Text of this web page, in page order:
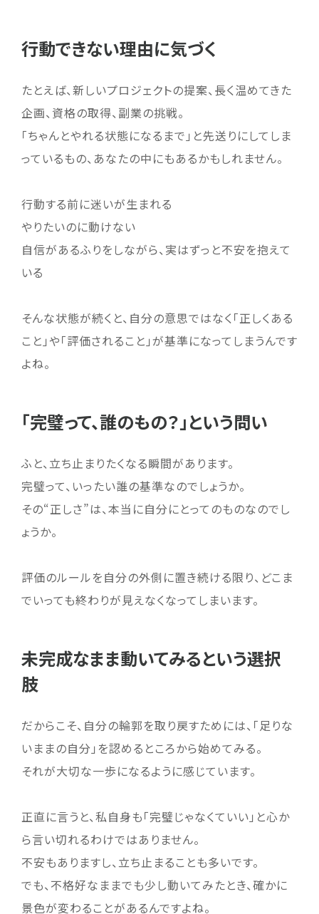
行動できない理由に気づく
たとえば、新しいプロジェクトの提案、長く温めてきた
企画、資格の取得、副業の挑戦。
「ちゃんとやれる状態になるまで」と先送りにしてしま
っているもの、あなたの中にもあるかもしれません。
行動する前に迷いが生まれる
やりたいのに動けない
自信があるふりをしながら、実はずっと不安を抱えて
いる
そんな状態が続くと、自分の意思ではなく「正しくある
こと」や「評価されること」が基準になってしまうんです
よね。
「完璧って、誰のもの？」という問い
ふと、立ち止まりたくなる瞬間があります。
完璧って、いったい誰の基準なのでしょうか。
その“正しさ”は、本当に自分にとってのものなのでし
ょうか。
評価のルールを自分の外側に置き続ける限り、どこま
でいっても終わりが見えなくなってしまいます。
未完成なまま動いてみるという選択
肢
だからこそ、自分の輪郭を取り戻すためには、「足りな
いままの自分」を認めるところから始めてみる。
それが大切な一歩になるように感じています。
正直に言うと、私自身も「完璧じゃなくていい」と心か
ら言い切れるわけではありません。
不安もありますし、立ち止まることも多いです。
でも、不格好なままでも少し動いてみたとき、確かに
景色が変わることがあるんですよね。